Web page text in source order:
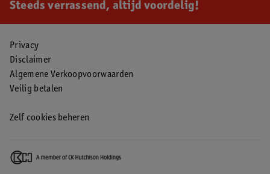
Steeds verrassend, altijd voordelig!
Privacy
Disclaimer
Algemene Verkoopvoorwaarden
Veilig betalen
Zelf cookies beheren